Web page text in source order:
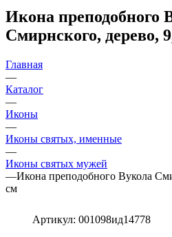
Икона преподобного
Смирнского, дерево,
Главная
—
Каталог
—
Иконы
—
Иконы святых, именные
—
Иконы святых мужей
—Икона преподобного Вукола
см
Артикул: 001098ид14778